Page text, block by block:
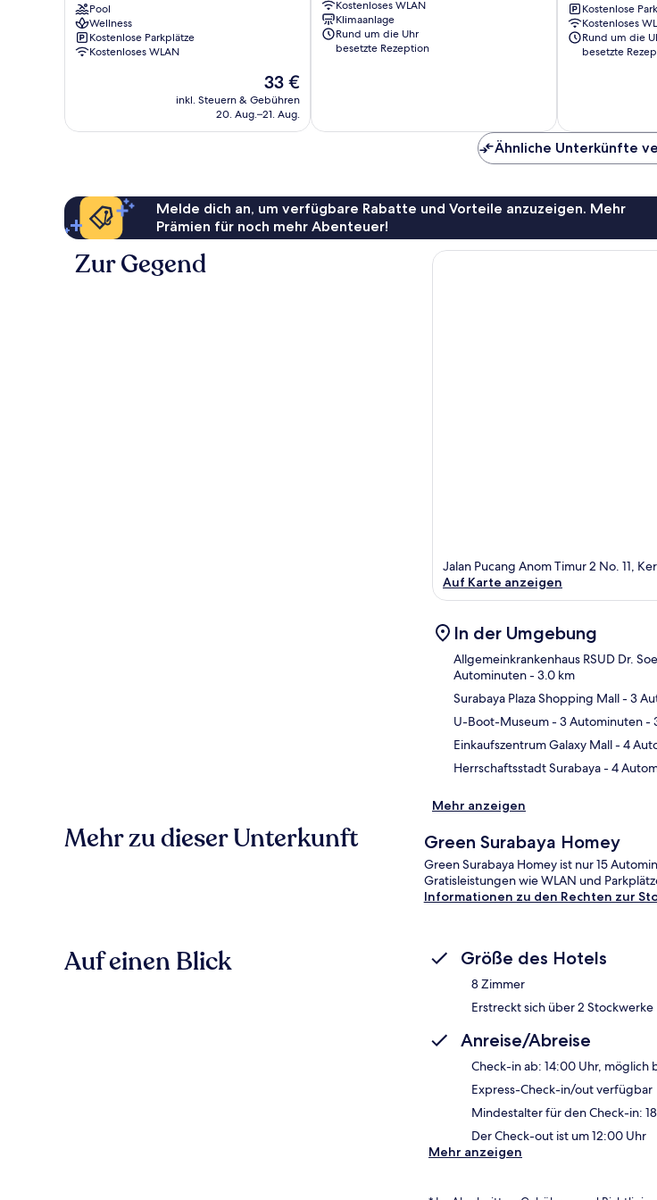
Surabaya
Surabaya
Zentrum
Pool
Wellness
Kostenlose Parkplätze
Kostenloses WLAN
Der
Preis
beträgt
33 €
inkl. Steuern & Gebühren
20. Aug.–21. Aug.
Surabaya
Kostenloses WLAN
Klimaanlage
Rund um die Uhr
besetzte Rezeption
E-
homestay
2
Syariah
Kostenlose
Kostenloses
Rund um die
besetzte
Ähnliche Unterkünfte
Melde dich an, um verfügbare Rabatte und Vorteile anzuzeigen. Mehr
Prämien für noch mehr Abenteuer!
Zur Gegend
Jalan Pucang Anom Timur 2 No. 11,
Auf Karte anzeigen
In der Umgebung
Allgemeinkrankenhaus RSUD Dr.
Autominuten- 3.0 km
Surabaya Plaza Shopping Mall- 3
U-Boot-Museum- 3 Autominuten-
Einkaufszentrum Galaxy Mall- 4
Herrschaftsstadt Surabaya- 4
Mehr anzeigen
Mehr zu dieser Unterkunft Green Surabaya Homey
Green Surabaya Homey ist nur 15
Gratisleistungen wie WLAN und
Informationen zu den Rechten zur
Auf einen Blick Größe des Hotels
8 Zimmer
Erstreckt sich über 2 Stockwerke
Anreise/Abreise
Check-in ab: 14:00 Uhr, möglich
Express-Check-in/out verfügbar
Mindestalter für den Check-in:
Der Check-out ist um 12:00 Uhr
Mehr anzeigen